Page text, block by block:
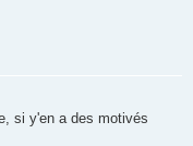
si y'en a des motivés